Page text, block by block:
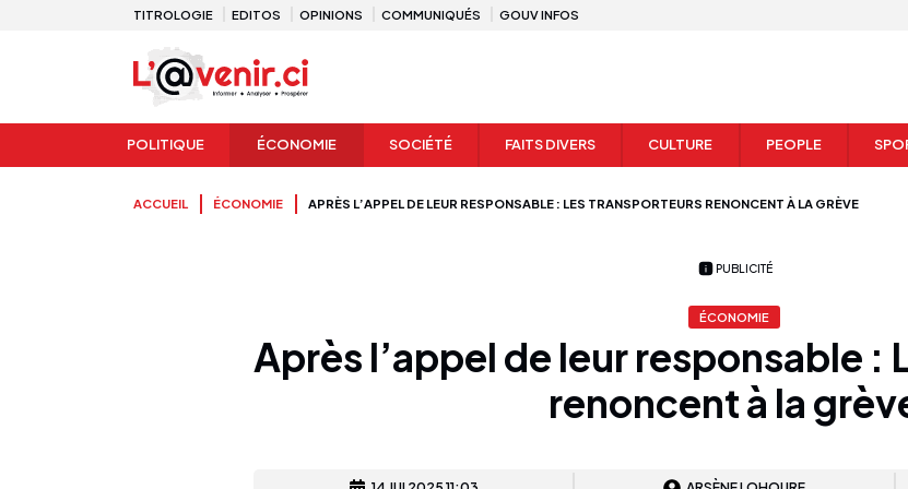
TITROLOGIE EDITOS OPINIONS COMMUNIQUÉS GOUV INFOS
POLITIQUE ÉCONOMIE SOCIÉTÉ FAITS DIVERS CULTURE PEOPLE
ACCUEIL ÉCONOMIE APRÈS L’APPEL DE LEUR RESPONSABLE : LES TRANSPORTEURS RENONCENT À LA GRÈVE
PUBLICITÉ
ÉCONOMIE
Après l’appel de leur responsable :
renoncent à la